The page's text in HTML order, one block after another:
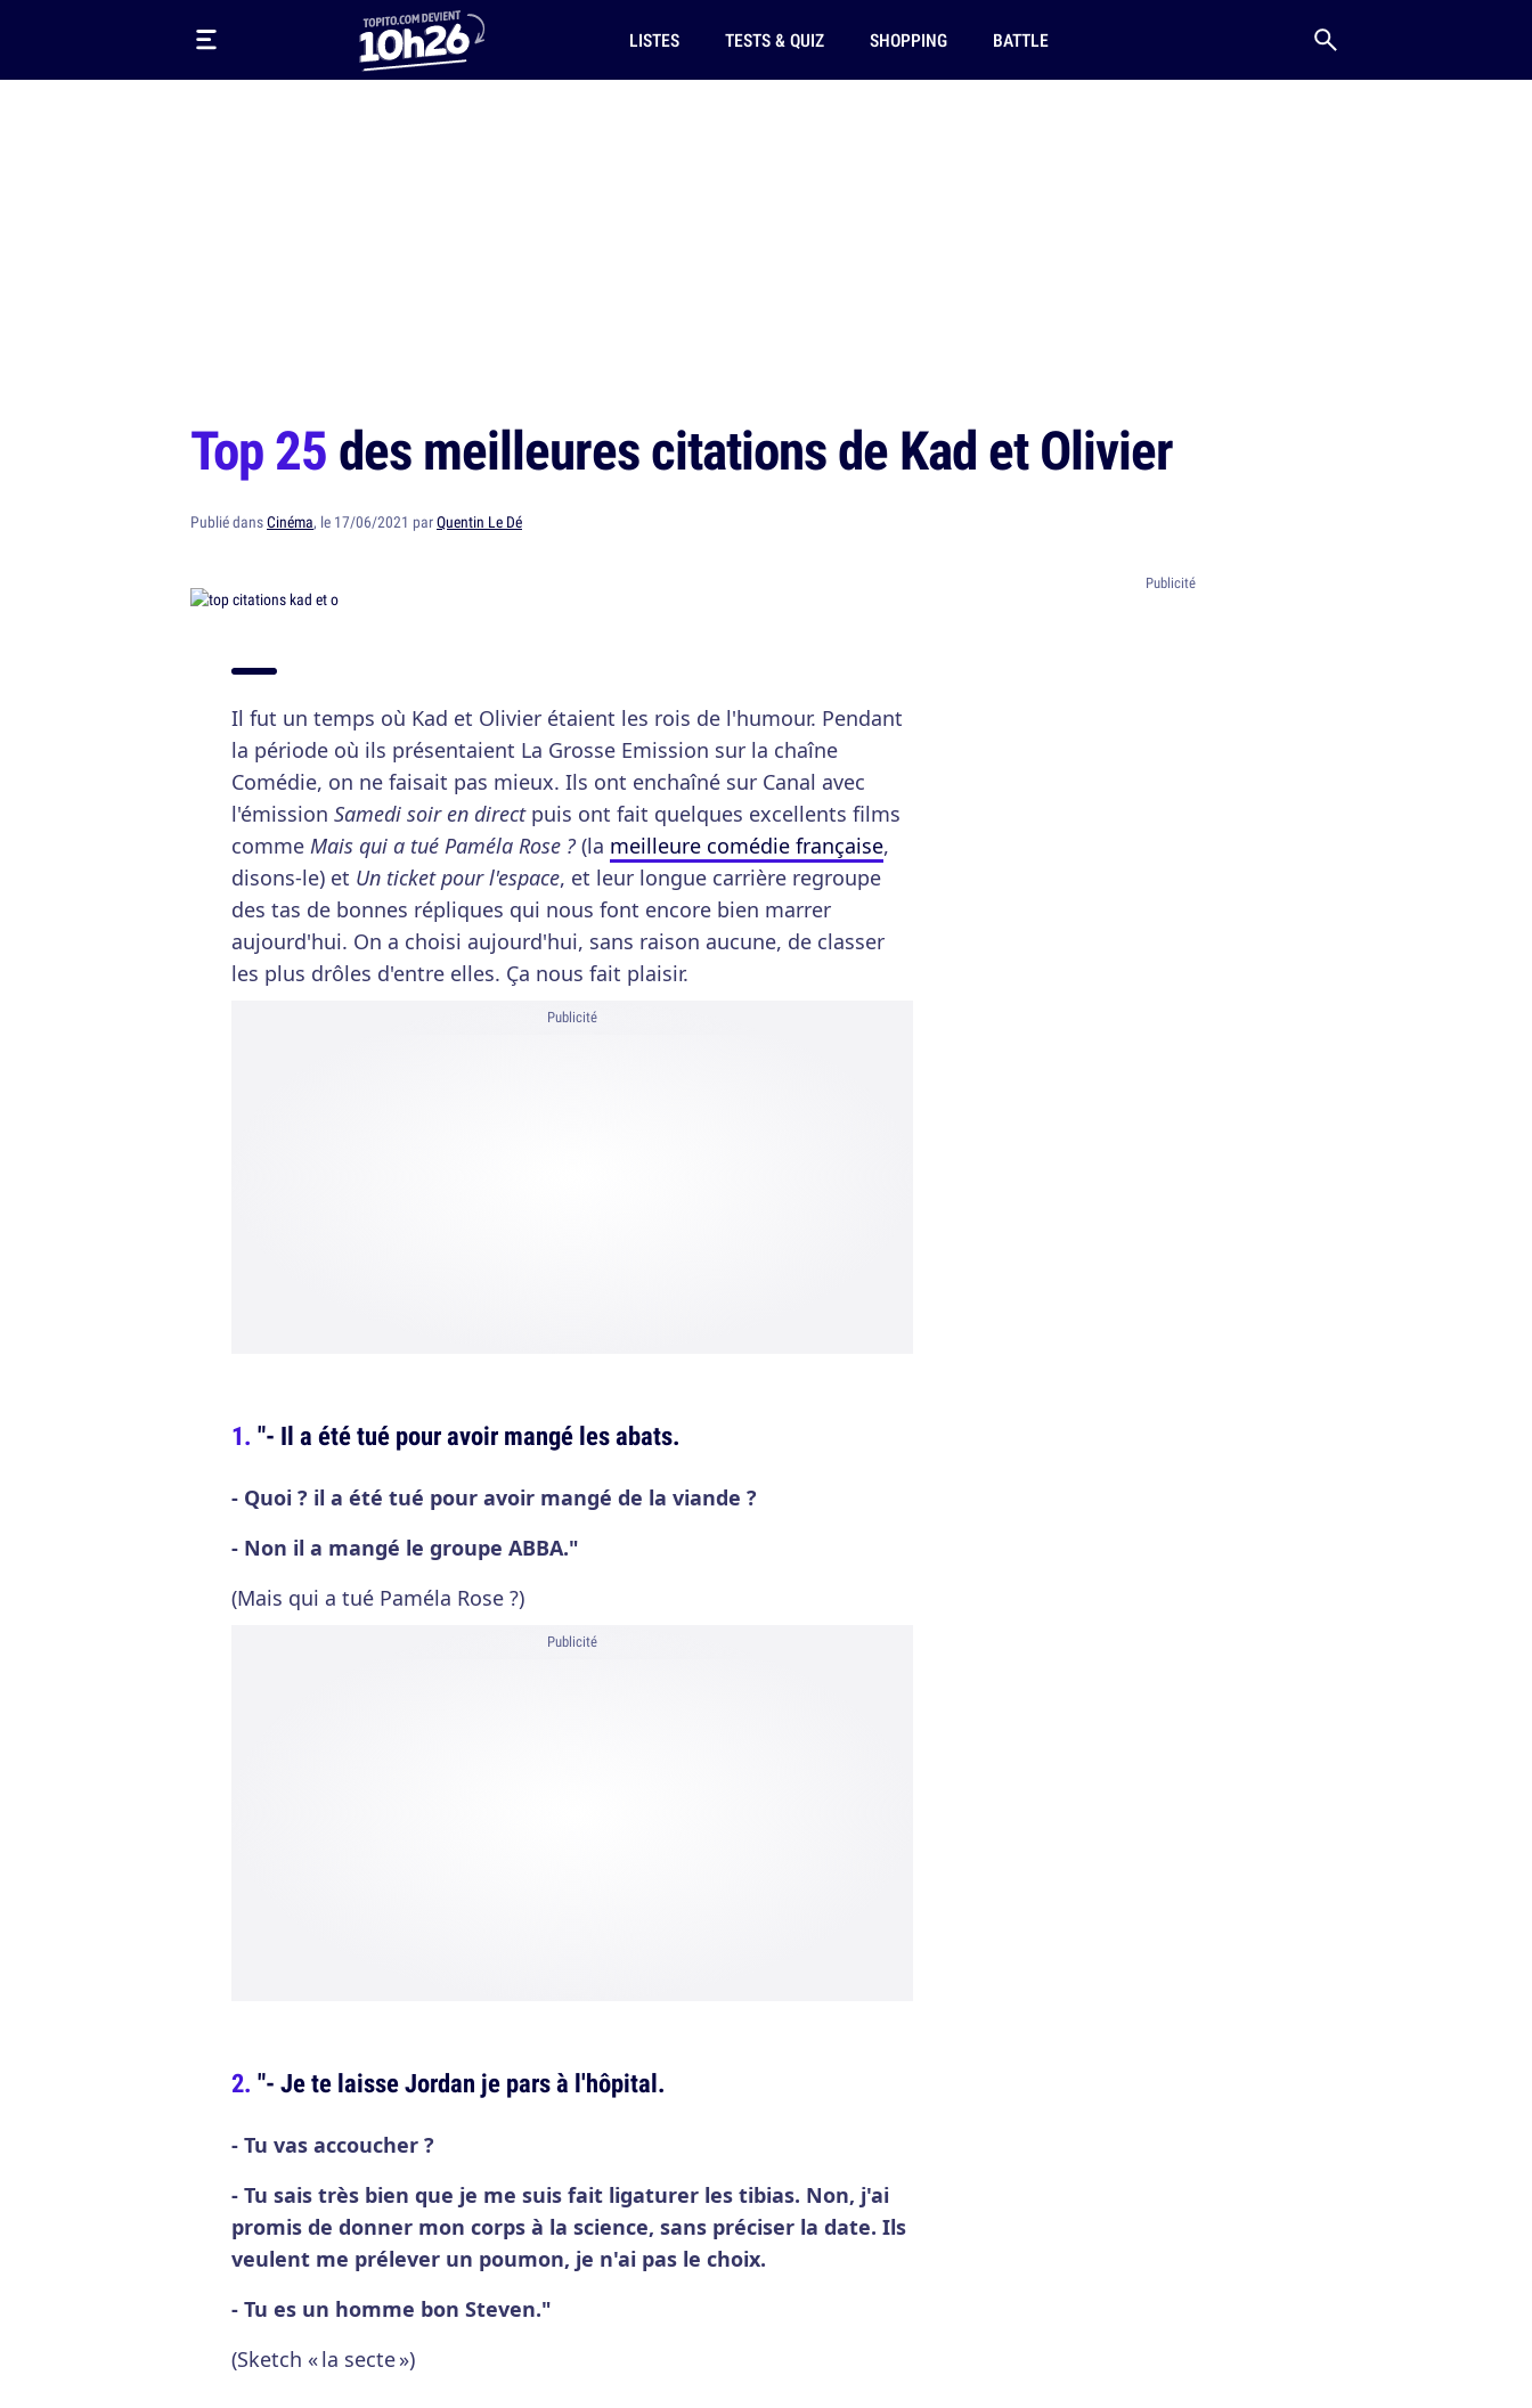
LISTES TESTS & QUIZ SHOPPING BATTLE
Top 25des meilleures citations de Kad et Olivier
Publié dansCinéma, le 17/06/2021 parQuentin Le Dé
Il fut un temps où Kad et Olivier étaient les rois de l'humour. Pendant
la période où ils présentaient La Grosse Emission sur la chaîne
Comédie, on ne faisait pas mieux. Ils ont enchaîné sur Canal avec
l'émission Samedi soir en directpuis ont fait quelques excellents films
comme Mais qui a tué Paméla Rose ? (la meilleure comédie française,
disons-le) et Un ticket pour l'espace, et leur longue carrière regroupe
des tas de bonnes répliques qui nous font encore bien marrer
aujourd'hui. On a choisi aujourd'hui, sans raison aucune, de classer
les plus drôles d'entre elles. Ça nous fait plaisir.
Publicité
"- Il a été tué pour avoir mangé les abats.
- Quoi ? il a été tué pour avoir mangé de la viande ?
- Non il a mangé le groupe ABBA."
(Mais qui a tué Paméla Rose ?)
Publicité
"- Je te laisse Jordan je pars à l'hôpital.
- Tu vas accoucher ?
- Tu sais très bien que je me suis fait ligaturer les tibias. Non, j'ai
promis de donner mon corps à la science, sans préciser la date. Ils
veulent me prélever un poumon, je n'ai pas le choix.
- Tu es un homme bon Steven."
(Sketch « la secte »)